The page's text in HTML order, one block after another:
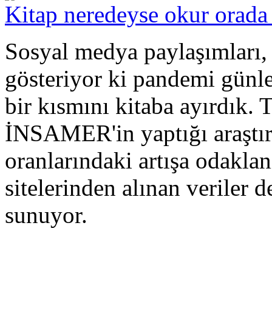
Kitap neredeyse okur
Sosyal medya
gösteriyor ki pandemi
bir kısmını kitaba
İNSAMER'in yaptığı
oranlarındaki artışa
sitelerinden alınan veriler
sunuyor.